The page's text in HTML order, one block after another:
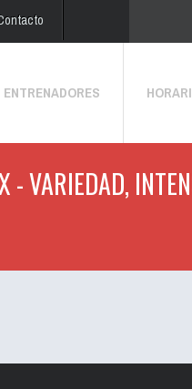
ENTRENADORES
- VARIEDAD,